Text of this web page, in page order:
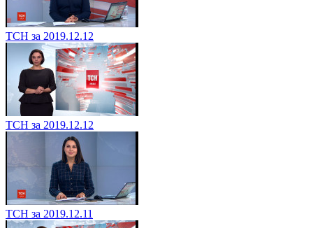
ТСН за 2019.12.12
ТСН за 2019.12.12
ТСН за 2019.12.11